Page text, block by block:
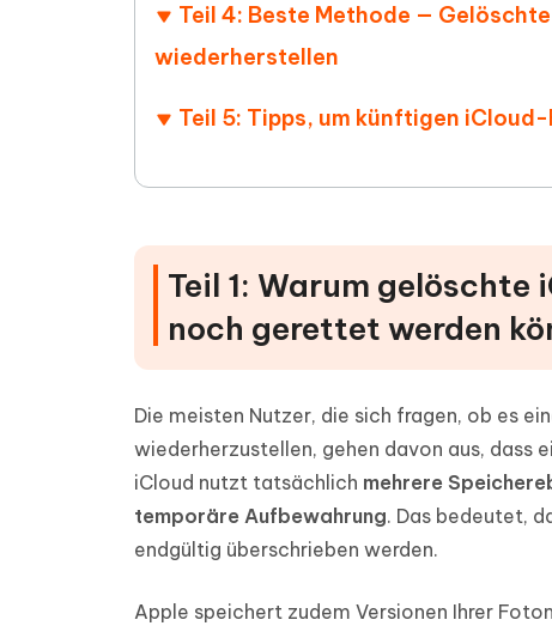
Teil 4: Beste Methode —
wiederherstellen
Teil 5: Tipps, um künftigen
Teil 1: Warum
noch gerettet werden
Die meisten Nutzer, die sich fragen, ob es
wiederherzustellen, gehen davon aus, dass
iCloud nutzt tatsächlich mehrere
temporäre Aufbewahrung. Das bedeutet,
endgültig überschrieben werden.
Apple speichert zudem Versionen Ihrer